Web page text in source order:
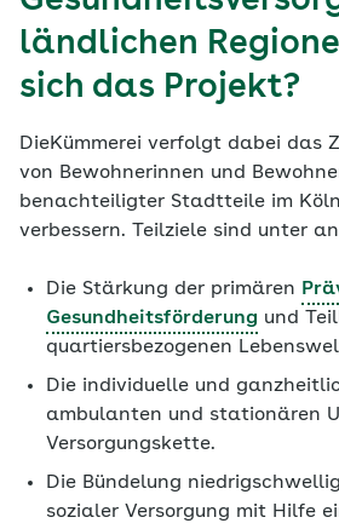
ländlichen
sich das Projekt?
DieKümmerei verfolgt dabei das
von Bewohnerinnen und
benachteiligter Stadtteile im
verbessern. Teilziele sind unter
Die Stärkung der primären
Gesundheitsförderung und
quartiersbezogenen
Die individuelle und
ambulanten und stationären
Versorgungskette.
Die Bündelung
sozialer Versorgung mit Hilfe